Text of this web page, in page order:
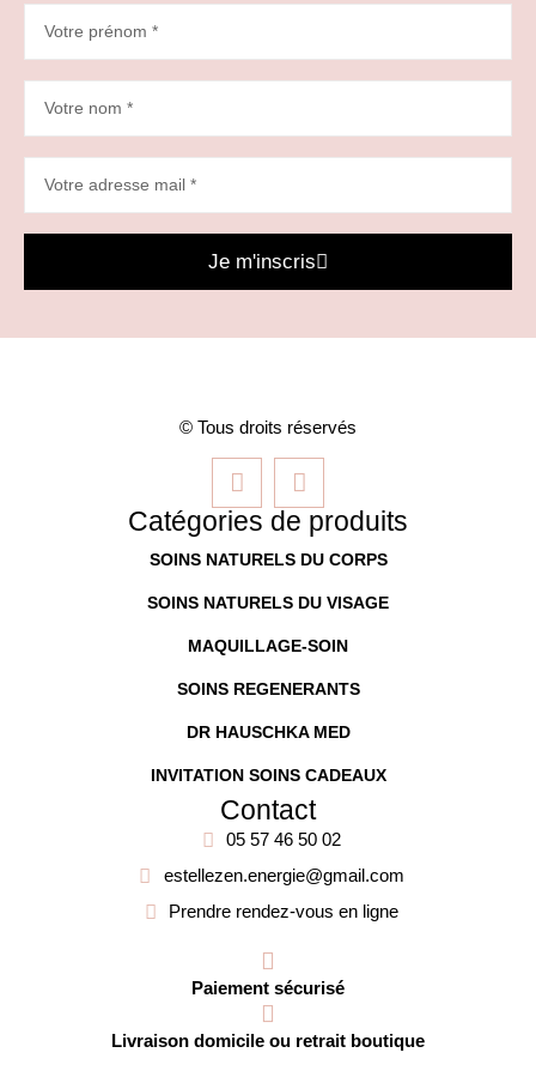
Je m'inscris
Contact
05 57 46 50 02
estellezen.energie@gmail.com
Prendre rendez-vous en ligne
Paiement sécurisé
Livraison domicile ou retrait boutique
© Tous droits réservés
Catégories de produits
SOINS NATURELS DU CORPS
SOINS NATURELS DU VISAGE
MAQUILLAGE-SOIN
SOINS REGENERANTS
DR HAUSCHKA MED
INVITATION SOINS CADEAUX